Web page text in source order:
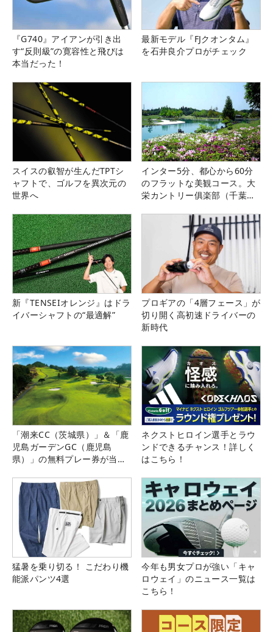
『G740』アイアンが引き出
す“反則級”の寛容性と飛びは
本当だった！
最新モデル『FJクオンタム』
を石井良介プロがチェック
スイスの叡智が生んだTPTシ
ャフトで、ゴルフを異次元の
世界へ
インター5分、都心から60分
のフラットな美観コース。大
栄カントリー俱楽部（千葉
新『TENSEIオレンジ』はドラ
イバーシャフトの“最適解”
プロギアの「4層フェース」が
切り開く高初速ドライバーの
新時代
「潮来CC（茨城県）」＆「鹿
児島ガーデンGC（鹿児島
県）」の無料プレー券が当た
ネクストヒロイン選手とラウ
ンドできるチャンス！詳しく
はこちら！
猛暑を乗り切る！ こだわり機
能派パンツ4選
今年も男女プロが強い「キャ
ロウェイ」のニュース一覧は
こちら！